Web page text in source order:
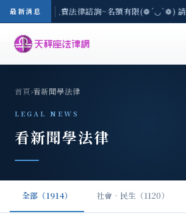
最新消息
8/3(一) 現場免費法律諮詢~名額有限(❁´◡`❁)
首頁›看新聞學法律
LEGAL NEWS
看新聞學法律
全部（1914） 社會‧民生（1120）